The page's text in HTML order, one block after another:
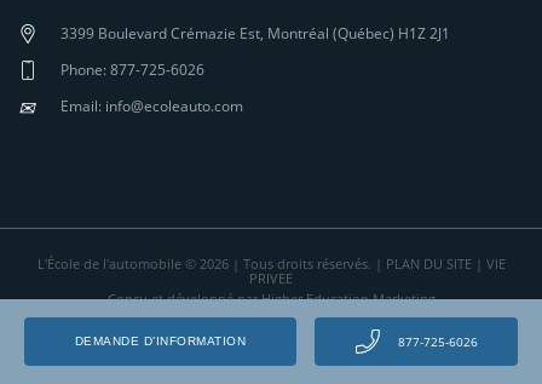
DEMANDE D’INFORMATION 877-725-6026
3399 Boulevard Crémazie Est, Montréal (Québec) H1Z 2J1
Phone: 877-725-6026
✉ Email: info@ecoleauto.com
L'École de l'automobile © 2026 | Tous droits réservés. | PLAN DU SITE| VIE
PRIVEE
Conçu et développé par Higher Education Marketing